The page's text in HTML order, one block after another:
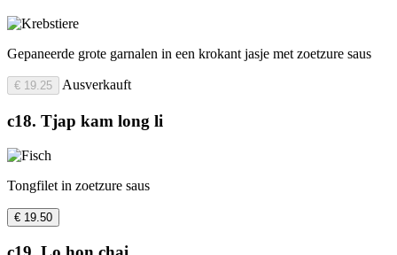
Gepaneerde grote garnalen in een krokant jasje met zoetzure saus
€ 19.25 Ausverkauft
c18. Tjap kam long li
Tongfilet in zoetzure saus
€ 19.50